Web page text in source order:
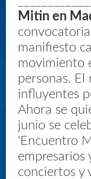
Mitin en
manifiesto
movimiento
personas.
influyentes
Ahora se
junio se
'Encuentro
empresarios
conciertos y